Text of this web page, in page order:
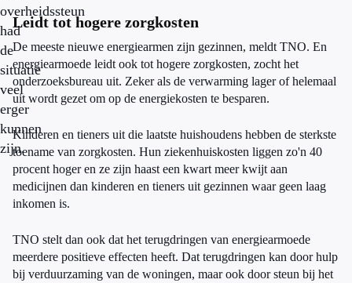
overheidssteun
had
de
situatie
veel
erger
kunnen
zijn.
Leidt tot hogere zorgkosten
De meeste nieuwe energiearmen zijn gezinnen, meldt TNO. En
energiearmoede leidt ook tot hogere zorgkosten, zocht het
onderzoeksbureau uit. Zeker als de verwarming lager of helemaal
uit wordt gezet om op de energiekosten te besparen.
Kinderen en tieners uit die laatste huishoudens hebben de sterkste
toename van zorgkosten. Hun ziekenhuiskosten liggen zo'n 40
procent hoger en ze zijn haast een kwart meer kwijt aan
medicijnen dan kinderen en tieners uit gezinnen waar geen laag
inkomen is.
TNO stelt dan ook dat het terugdringen van energiearmoede
meerdere positieve effecten heeft. Dat terugdringen kan door hulp
bij verduurzaming van de woningen, maar ook door steun bij het